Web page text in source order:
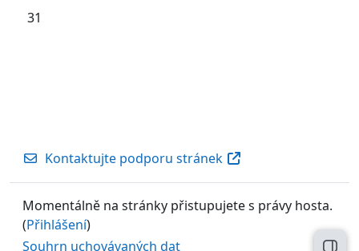
Žádné události, pondělí, 31. srpna
31
Kontaktujte podporu stránek
Momentálně na stránky přistupujete s právy hosta.
(Přihlášení)
Souhrn uchovávaných dat